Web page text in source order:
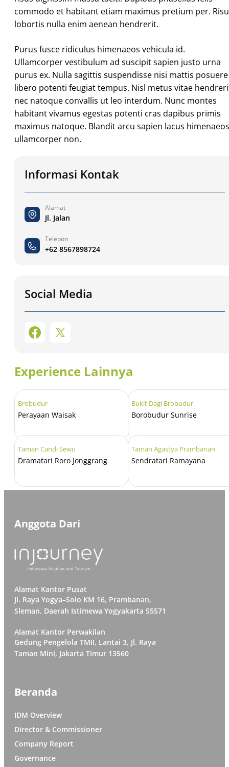
commodo et habitant etiam maximus pretium per.
lobortis nulla enim aenean hendrerit.
Purus fusce ridiculus himenaeos vehicula id.
Ullamcorper vestibulum ad suscipit sapien justo urna
purus ex. Nulla sagittis suspendisse nisi mattis posuere
libero potenti feugiat tempus. Nisl metus vitae
nec natoque convallis ut leo interdum. Nunc montes
habitant vivamus egestas potenti cras dapibus primis
maximus natoque. Blandit arcu sapien lacus himenaeos
ullamcorper non.
Informasi Kontak
Alamat
Jl. Jalan
Telepon
+62 8567898724
Social Media
Experience Lainnya
Brobudur
Perayaan Waisak
Bukit Dagi Brobudur
Borobudur Sunrise
Taman Candi Sewu
Dramatari Roro Jonggrang
Taman Agastya Prambanan
Sendratari Ramayana
Anggota Dari
Alamat Kantor Pusat
Jl. Raya Yogya–Solo KM 16, Prambanan,
Sleman, Daerah Istimewa Yogyakarta 55571
Alamat Kantor Perwakilan
Gedung Pengelola TMII, Lantai 3, Jl. Raya
Taman Mini, Jakarta Timur 13560
Beranda
IDM Overview
Director & Commissioner
Company Report
Governance